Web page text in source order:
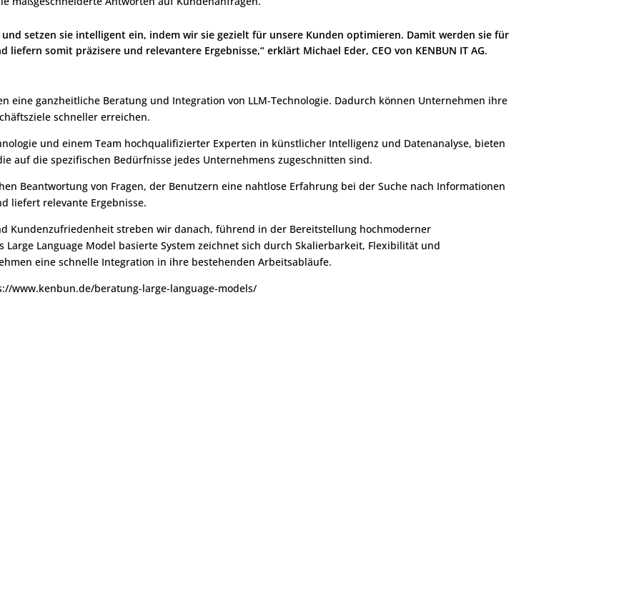
und setzen sie intelligent ein, indem wir sie gezielt für unsere Kunden optimieren. Damit werden sie für
somit präzisere und relevantere Ergebnisse,“ erklärt Michael Eder, CEO von KENBUN IT AG.
eine ganzheitliche Beratung und Integration von LLM-Technologie. Dadurch können Unternehmen ihre
schneller erreichen.
und einem Team hochqualifizierter Experten in künstlicher Intelligenz und Datenanalyse, bieten
auf die spezifischen Bedürfnisse jedes Unternehmens zugeschnitten sind.
Beantwortung von Fragen, der Benutzern eine nahtlose Erfahrung bei der Suche nach Informationen
liefert relevante Ergebnisse.
Kundenzufriedenheit streben wir danach, führend in der Bereitstellung hochmoderner
Language Model basierte System zeichnet sich durch Skalierbarkeit, Flexibilität und
eine schnelle Integration in ihre bestehenden Arbeitsabläufe.
www.kenbun.de/beratung-large-language-models/